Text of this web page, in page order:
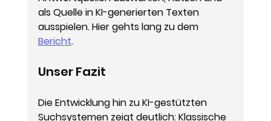
als Quelle in KI-generierten Texten
ausspielen. Hier gehts lang zu dem
Bericht.
Unser Fazit
Die Entwicklung hin zu KI-gestützten
Suchsystemen zeigt deutlich: Klassische